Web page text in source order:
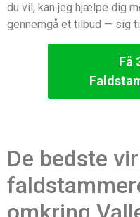
du vil, kan jeg hjælpe dig
gennemgå et tilbud — sig
Få
De bedste